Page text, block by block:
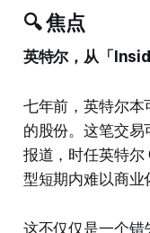
🔍 焦点
英特尔，从「
七年前，英特尔本
的股份。这笔交
报道，时任英特尔
型短期内难以商业
这不仅仅是一个错